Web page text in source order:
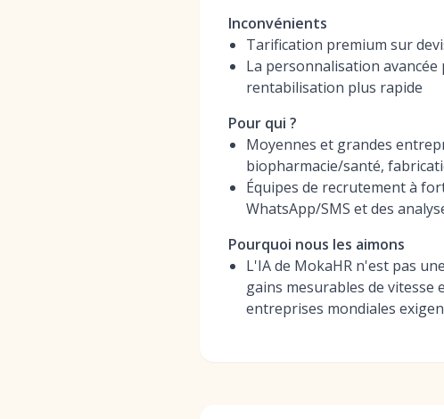
Inconvénients
Tarification premium sur
La personnalisation
rentabilisation plus rapide
Pour qui ?
Moyennes et grandes
biopharmacie/santé,
Équipes de recrutement à
WhatsApp/SMS et des
Pourquoi nous les aimons
L'IA de MokaHR n'est pas
gains mesurables de vitesse
entreprises mondiales